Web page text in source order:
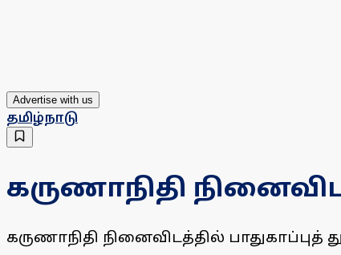
Advertise with us
தமிழ்நாடு
கருணாநிதி
கருணாநிதி நினைவிடத்தில்